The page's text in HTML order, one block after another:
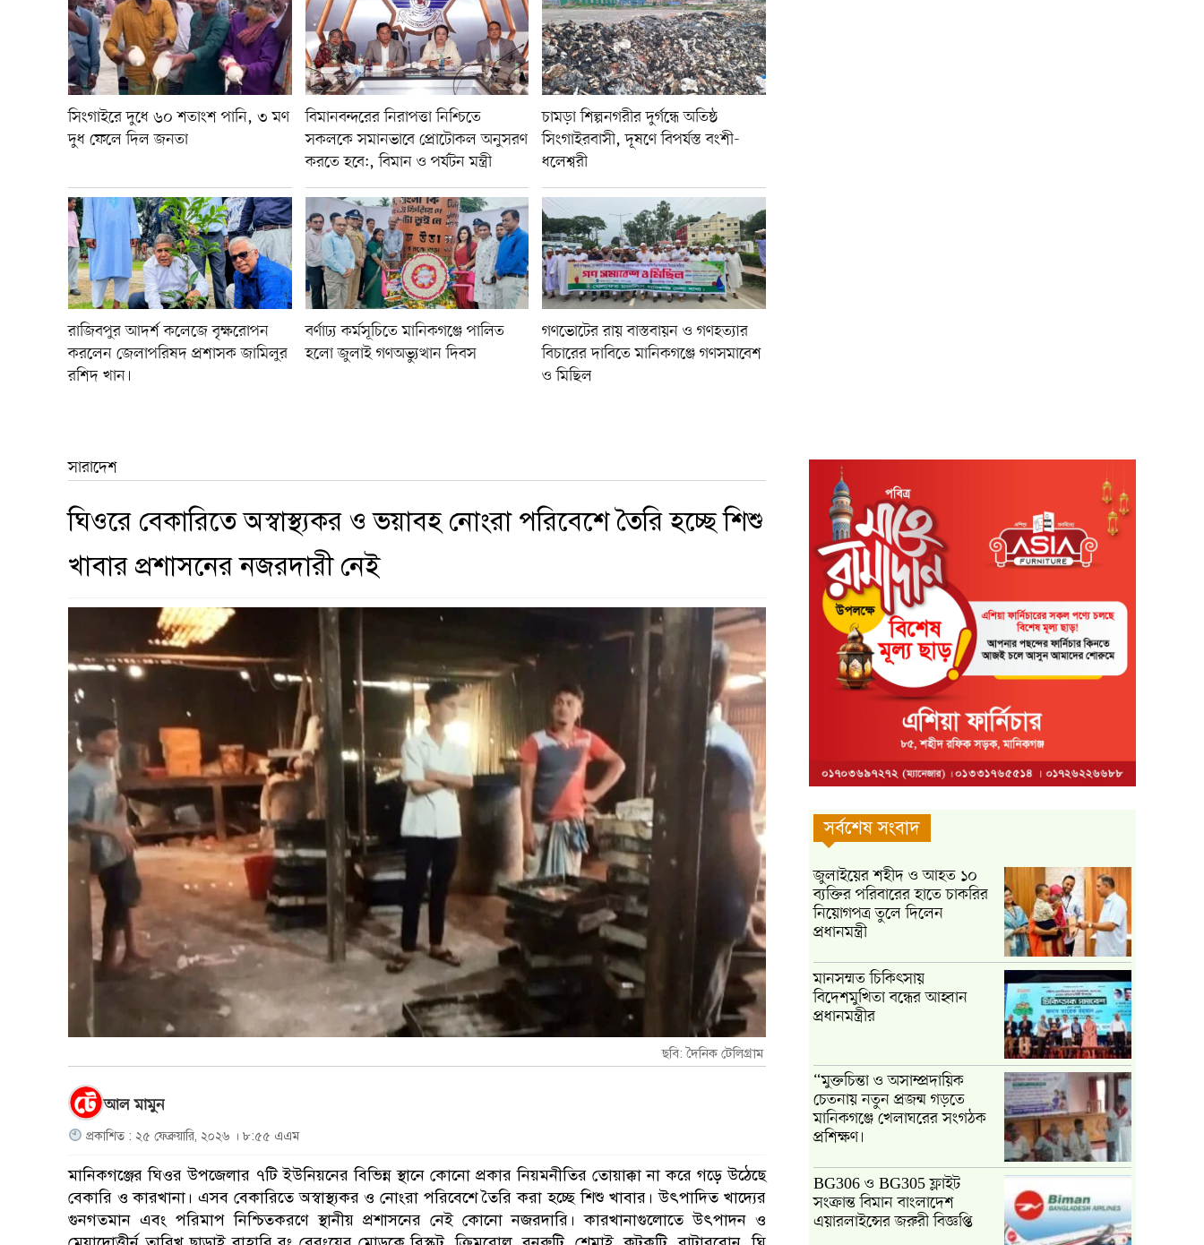
সিংগাইরে দুধে ৬০ শতাংশ পানি, ৩ মণ
দুধ ফেলে দিল জনতা
বিমানবন্দরের নিরাপত্তা নিশ্চিতে
সকলকে সমানভাবে প্রোটোকল অনুসরণ
করতে হবে:, বিমান ও পর্যটন মন্ত্রী
চামড়া শিল্পনগরীর দুর্গন্ধে অতিষ্ঠ
সিংগাইরবাসী, দূষণে বিপর্যস্ত বংশী-
ধলেশ্বরী
রাজিবপুর আদর্শ কলেজে বৃক্ষরোপন
করলেন জেলাপরিষদ প্রশাসক জামিলুর
রশিদ খান।
বর্ণাঢ্য কর্মসূচিতে মানিকগঞ্জে পালিত
হলো জুলাই গণঅভ্যুত্থান দিবস
গণভোটের রায় বাস্তবায়ন ও গণহত্যার
বিচারের দাবিতে মানিকগঞ্জে গণসমাবেশ
ও মিছিল